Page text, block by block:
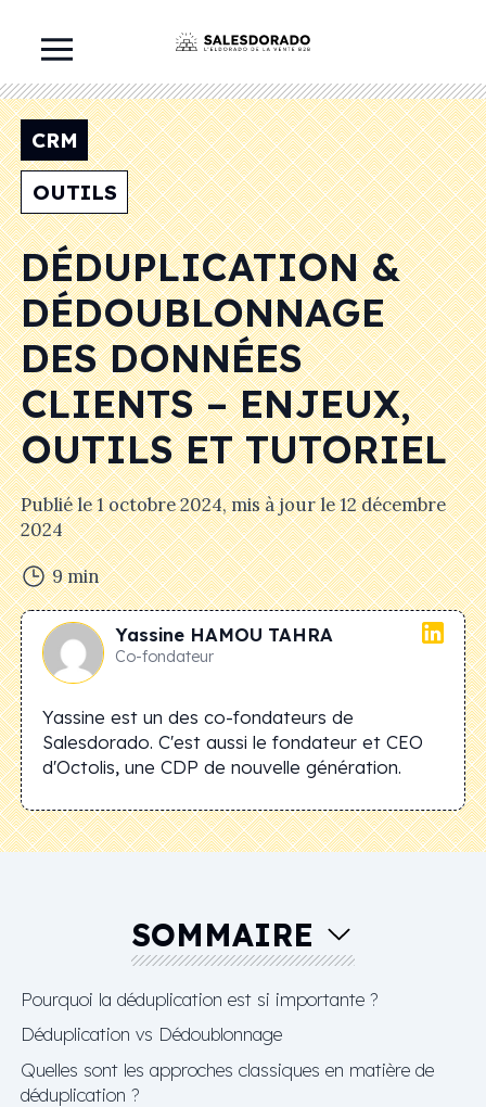
CRM
OUTILS
DÉDUPLICATION &
DÉDOUBLONNAGE
DES DONNÉES
CLIENTS – ENJEUX,
OUTILS ET TUTORIEL
Publié le1 octobre 2024, mis à jour le12 décembre
2024
9 min
Yassine HAMOU TAHRA
Co-fondateur
Yassine est un des co-fondateurs de
Salesdorado. C'est aussi le fondateur et CEO
d'Octolis, une CDP de nouvelle génération.
SOMMAIRE
Pourquoi la déduplication est si importante ?
Déduplication vs Dédoublonnage
Quelles sont les approches classiques en matière de
déduplication ?